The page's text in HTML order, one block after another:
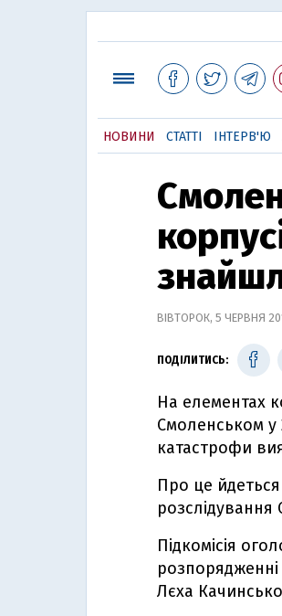
НОВИНИ СТАТТІ ІНТЕРВ'Ю
ВІВТОРОК, 5 ЧЕРВНЯ
ПОДІЛИТИСЬ:
На елементах
Смоленськом у
катастрофи
Про це йдеться
Підкомісія
розпорядженні
Лєха